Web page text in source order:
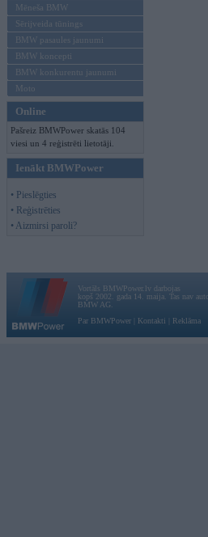
Mēneša BMW
Sērijveida tūnings
BMW pasaules jaunumi
BMW koncepti
BMW konkurentu jaunumi
Moto
Online
Pašreiz BMWPower skatās 104
viesi un 4 reģistrēti lietotāji.
Ienākt BMWPower
• Pieslēgties
• Reģistrēties
• Aizmirsi paroli?
Vortāls BMWPower.lv darbojas
kopš 2002. gada 14. maija. Tas nav
BMW AG.
Par BMWPower
Kontakti Reklāma